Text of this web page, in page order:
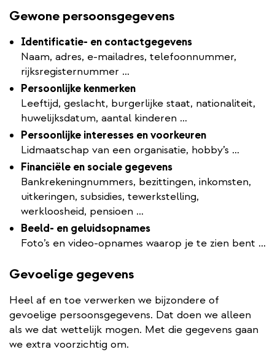
Gewone persoonsgegevens
Identificatie- en contactgegevens
Naam, adres, e-mailadres, telefoonnummer,
rijksregisternummer …
Persoonlijke kenmerken
Leeftijd, geslacht, burgerlijke staat, nationaliteit,
huwelijksdatum, aantal kinderen …
Persoonlijke interesses en voorkeuren
Lidmaatschap van een organisatie, hobby’s …
Financiële en sociale gegevens
Bankrekeningnummers, bezittingen, inkomsten,
uitkeringen, subsidies, tewerkstelling,
werkloosheid, pensioen …
Beeld- en geluidsopnames
Foto’s en video-opnames waarop je te zien bent ...
Gevoelige gegevens
Heel af en toe verwerken we bijzondere of
gevoelige persoonsgegevens. Dat doen we alleen
als we dat wettelijk mogen. Met die gegevens gaan
we extra voorzichtig om.